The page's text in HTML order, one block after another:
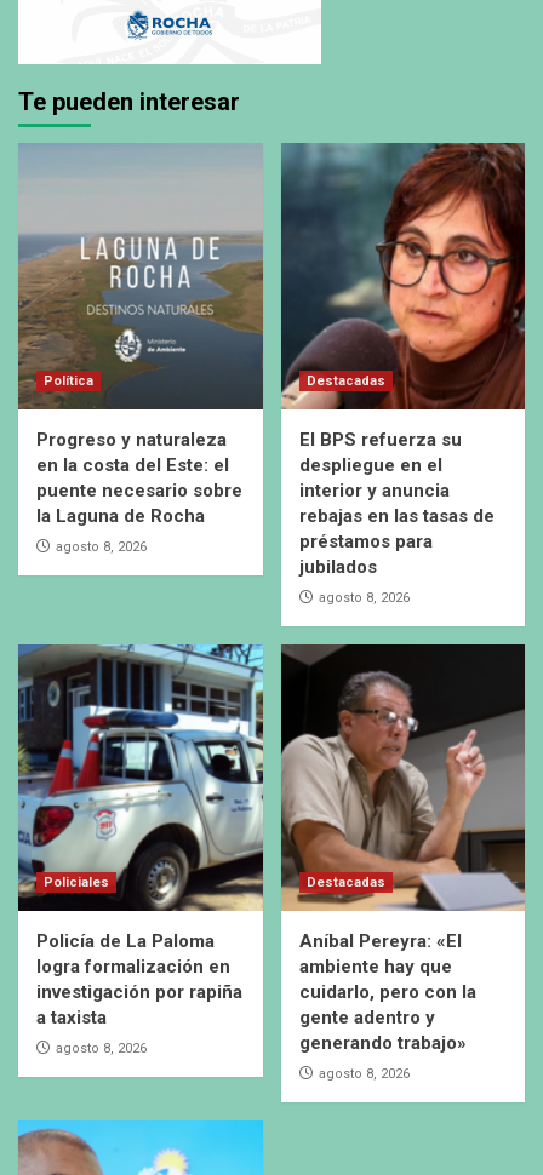
Te pueden interesar
Política
Progreso y naturaleza
en la costa del Este: el
puente necesario sobre
la Laguna de Rocha
agosto 8, 2026
Destacadas
El BPS refuerza su
despliegue en el
interior y anuncia
rebajas en las tasas de
préstamos para
jubilados
agosto 8, 2026
Policiales
Policía de La Paloma
logra formalización en
investigación por rapiña
a taxista
agosto 8, 2026
Destacadas
Aníbal Pereyra: «El
ambiente hay que
cuidarlo, pero con la
gente adentro y
generando trabajo»
agosto 8, 2026